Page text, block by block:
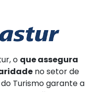
o que assegura
no setor de
Turismo garante a